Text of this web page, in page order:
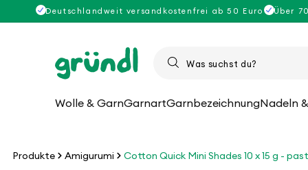
Direkt
zum
Deutschlandweit versandkostenfrei ab 50 Euro Über
Wolle & GarnGarnartGarnbezeichnungNadeln
Produkte Amigurumi Cotton Quick Mini Shades 10 x 15 g -